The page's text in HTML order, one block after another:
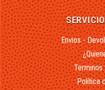
Envios -
Terminos
Política